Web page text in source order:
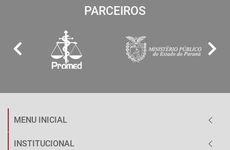
PARCEIROS
MENU INICIAL
INSTITUCIONAL